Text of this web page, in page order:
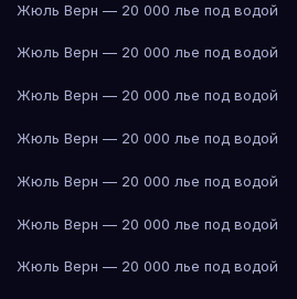
Жюль Верн — 20 000 лье под водой
Жюль Верн — 20 000 лье под водой
Жюль Верн — 20 000 лье под водой
Жюль Верн — 20 000 лье под водой
Жюль Верн — 20 000 лье под водой
Жюль Верн — 20 000 лье под водой
Жюль Верн — 20 000 лье под водой